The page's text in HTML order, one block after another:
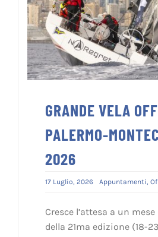
GRANDE VELA
PALERMO-
2026
17 Luglio, 2026 Appuntamenti
Cresce l’attesa a un
della 21ma edizione (18-